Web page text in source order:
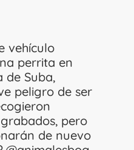
vehículo
perrita en
de Suba,
peligro de ser
pero
de nuevo